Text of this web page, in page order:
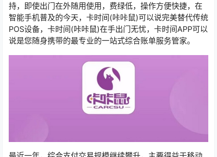
持，即使出门在外随用使用，费绿低，操作方便快捷，在
智能手机普及的今天，卡时间(咔咔鼠)可以说完美替代传统
POS设备，卡时间(咔咔鼠)在手出门无忧，卡时间APP可以
说是您随身携带的最专业的一站式综合账单服务管家。